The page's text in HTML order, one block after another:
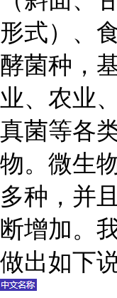
形式）、
酵菌种，
业、农业
真菌等各
物。微生
多种，并
断增加。
做出如下